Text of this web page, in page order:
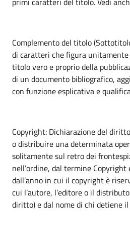
Complemento del titolo
di caratteri che figura
titolo vero e proprio della
di un documento bibliografico,
con funzione esplicativa e
Copyright: Dichiarazione del
o distribuire una determinata
solitamente sul retro dei
nell’ordine, dal termine
dall’anno in cui il copyright è
cui l’autore, l’editore o il
diritto) e dal nome di chi detiene